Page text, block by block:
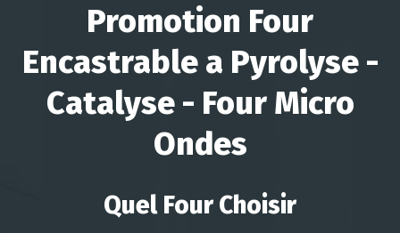
Promotion Four
Encastrable a Pyrolyse -
Catalyse - Four Micro
Ondes
Quel Four Choisir